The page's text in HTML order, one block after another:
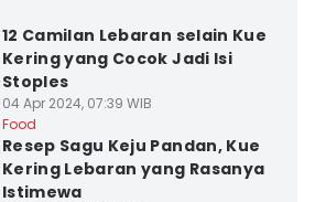
12 Camilan Lebaran selain Kue
Kering yang Cocok Jadi Isi
Stoples
04 Apr 2024, 07:39 WIB
Food
Resep Sagu Keju Pandan, Kue
Kering Lebaran yang Rasanya
Istimewa